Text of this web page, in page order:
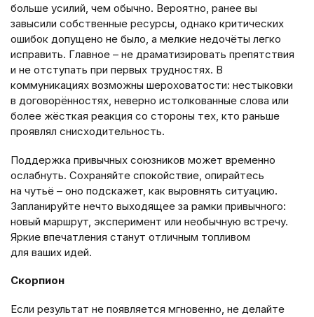
больше усилий, чем обычно. Вероятно, ранее вы
завысили собственные ресурсы, однако критических
ошибок допущено не было, а мелкие недочёты легко
исправить. Главное – не драматизировать препятствия
и не отступать при первых трудностях. В
коммуникациях возможны шероховатости: нестыковки
в договорённостях, неверно истолкованные слова или
более жёсткая реакция со стороны тех, кто раньше
проявлял снисходительность.
Поддержка привычных союзников может временно
ослабнуть. Сохраняйте спокойствие, опирайтесь
на чутьё – оно подскажет, как выровнять ситуацию.
Запланируйте нечто выходящее за рамки привычного:
новый маршрут, эксперимент или необычную встречу.
Яркие впечатления станут отличным топливом
для ваших идей.
Скорпион
Если результат не появляется мгновенно, не делайте